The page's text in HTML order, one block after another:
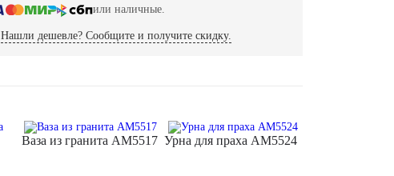
или наличные.
Нашли дешевле? Сообщите и получите скидку.
Ваза из гранита AM5517 Урна для праха AM5524